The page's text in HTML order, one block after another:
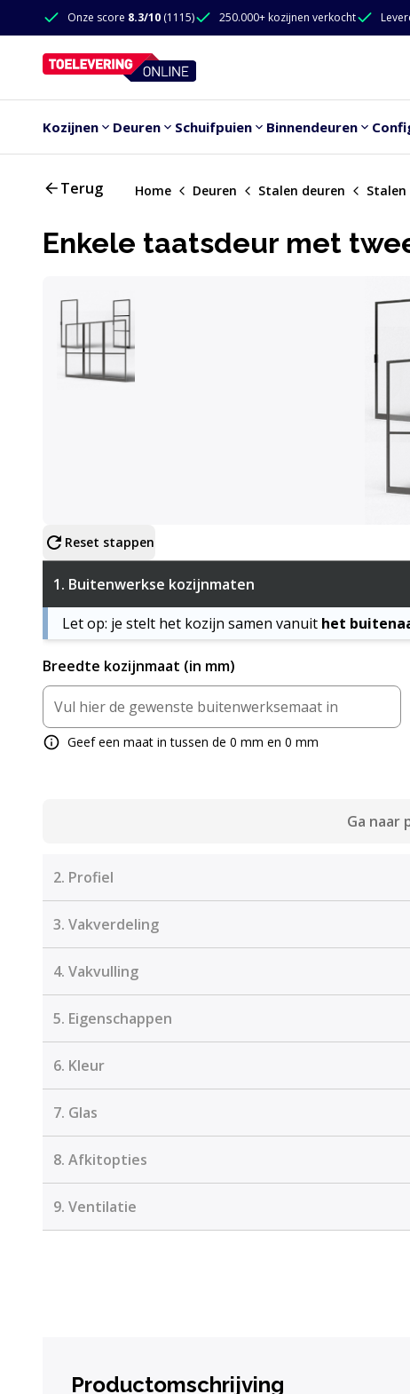
Doorgaan naar de inhoud
Onze score 8.3/10 (1115) 250.000+ kozijnen verkocht
Kozijnen Deuren Schuifpuien Binnendeuren
Terug Home Deuren Stalen deuren
Enkele taatsdeur met
Configureer product
Reset stappen
1. Buitenwerkse kozijnmaten
Let op: je stelt het kozijn samen vanuit het
Breedte kozijnmaat (in mm)
Geef een maat in tussen de 0 mm en 0 mm
Ga naar
2. Profiel
3. Vakverdeling
4. Vakvulling
5. Eigenschappen
6. Kleur
7. Glas
8. Afkitopties
9. Ventilatie
Productomschrijving